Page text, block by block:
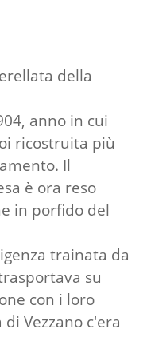
della
anno in cui
ricostruita più
Il
è ora reso
in porfido del
trainata da
su
con i loro
Vezzano c'era